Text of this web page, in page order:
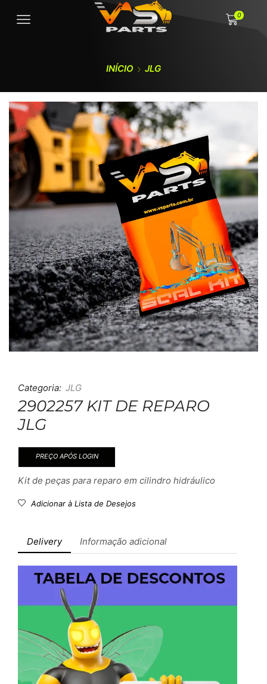
0
INÍCIO JLG
Categoria: JLG
2902257 KIT DE REPARO
JLG
PREÇO APÓS LOGIN
Kit de peças para reparo em cilindro hidráulico
Adicionar à Lista de Desejos
Delivery Informação adicional